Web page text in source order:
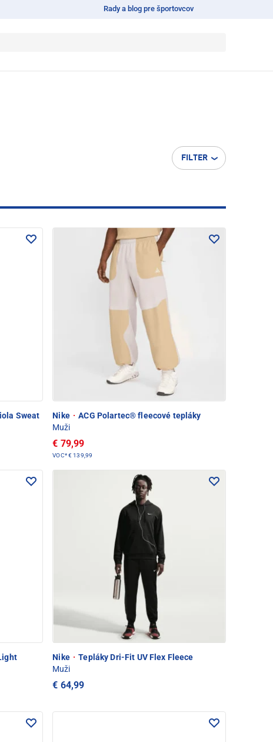
Rady a blog pre športovcov
FILTER
Sweat
Nike · ACG Polartec® fleecové tepláky
Muži
€ 79,99
VOC*€ 139,99
Nike · Tepláky Dri-Fit UV Flex Fleece
Muži
€ 64,99